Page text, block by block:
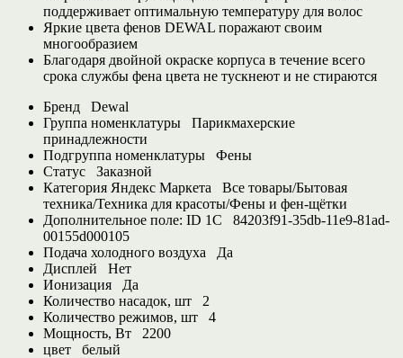
поддерживает оптимальную температуру для волос
Яркие цвета фенов DEWAL поражают своим
многообразием
Благодаря двойной окраске корпуса в течение всего
срока службы фена цвета не тускнеют и не стираются
Бренд
Dewal
Группа номенклатуры
Парикмахерские
принадлежности
Подгруппа номенклатуры
Фены
Статус
Заказной
Категория Яндекс Маркета
Все товары/Бытовая
техника/Техника для красоты/Фены и фен-щётки
Дополнительное поле: ID 1С
84203f91-35db-11e9-81ad-
00155d000105
Подача холодного воздуха
Да
Дисплей
Нет
Ионизация
Да
Количество насадок, шт
2
Количество режимов, шт
4
Мощность, Вт
2200
цвет
белый